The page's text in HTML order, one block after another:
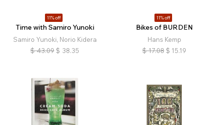
11% off
Time with Samiro Yunoki
Samiro Yunoki, Norio Kidera
$ 43.09 $ 38.35
11% off
Bikes of BURDEN
Hans Kemp
$ 17.08 $ 15.19